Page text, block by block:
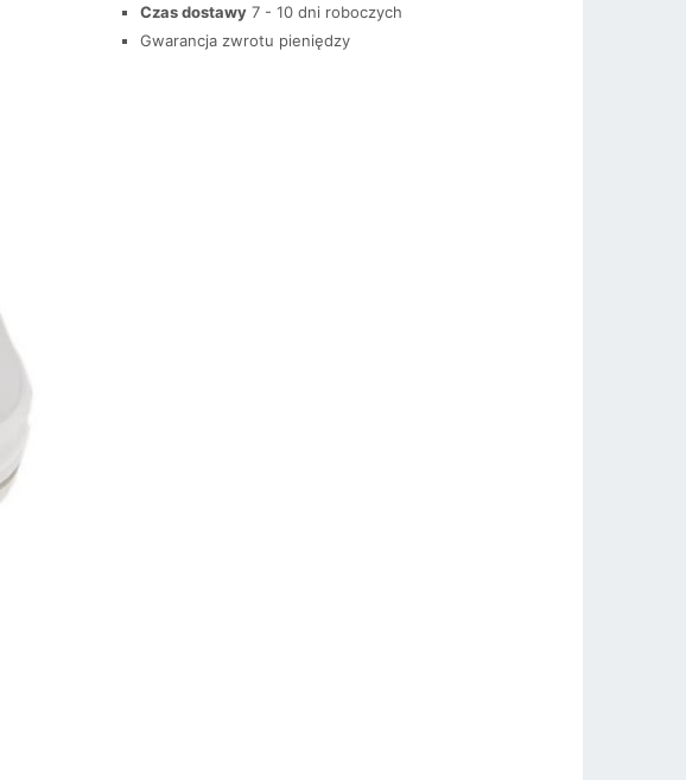
Czas dostawy 7 - 10 dni roboczych
Gwarancja zwrotu pieniędzy